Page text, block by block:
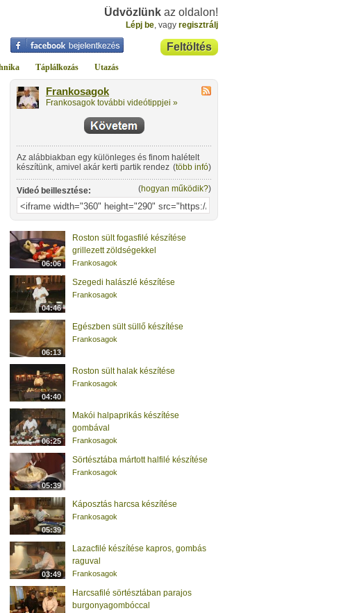
Üdvözlünk az oldalon!
Lépj be, vagy regisztrálj
Feltöltés
Táplálkozás Utazás
Frankosagok
Frankosagok további videótippjei »
Az alábbiakban egy különleges és finom halételt
készítünk, amivel akár kerti partik rendezésekor is
előrukkolhatunk.
(több infó)
Videó beillesztése: (hogyan működik?)
06:06
Roston sült fogasfilé készítése
grillezett zöldségekkel
Frankosagok
04:46
Szegedi halászlé készítése
Frankosagok
06:13
Egészben sült süllő készítése
Frankosagok
04:40
Roston sült halak készítése
Frankosagok
06:25
Makói halpaprikás készítése
gombával
Frankosagok
05:39
Sörtésztába mártott halfilé készítése
Frankosagok
05:39
Káposztás harcsa készítése
Frankosagok
03:49
Lazacfilé készítése kapros, gombás
raguval
Frankosagok
Harcsafilé sörtésztában parajos
burgonyagombóccal